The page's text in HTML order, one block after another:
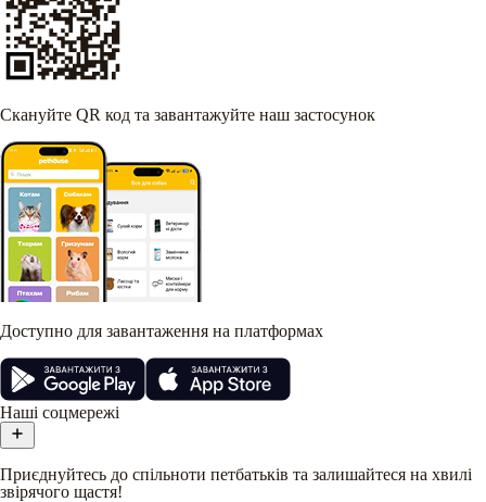
Скануйте QR код та завантажуйте наш застосунок
Доступно для завантаження на платформах
Наші соцмережі
Приєднуйтесь до спільноти петбатьків та залишайтеся на хвилі
звірячого щастя!